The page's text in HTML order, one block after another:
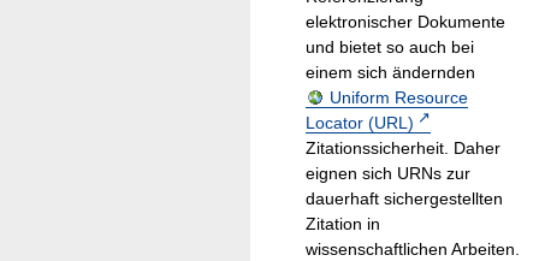
elektronischer Dokumente
und bietet so auch bei
einem sich ändernden
Uniform Resource
Locator (URL)
Zitationssicherheit. Daher
eignen sich URNs zur
dauerhaft sichergestellten
Zitation in
wissenschaftlichen Arbeiten.